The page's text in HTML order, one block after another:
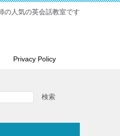
の人気の英会話教室です
Privacy Policy
検索